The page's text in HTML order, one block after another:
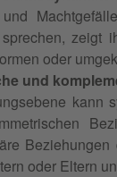
Machtgefälle
zeigt
oder
und
kann
oder Eltern